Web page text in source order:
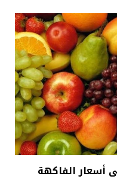
أسعار الفاكهة